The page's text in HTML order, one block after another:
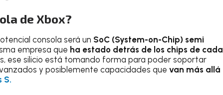
de Xbox?
consola será un SoC (System-on-Chip) semi
empresa que ha estado detrás de los chips de cada
ese silicio está tomando forma para poder soportar
y posiblemente capacidades que van más allá
S.